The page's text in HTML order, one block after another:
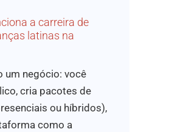
a carreira de
latinas na
um negócio: você
cria pacotes de
ou híbridos),
como a